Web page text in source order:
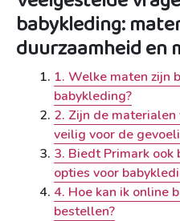
babykleding:
duurzaamheid en
1. Welke maten zijn
babykleding?
2. Zijn de
veilig voor de
3. Biedt Primark ook
opties voor
4. Hoe kan ik online
bestellen?